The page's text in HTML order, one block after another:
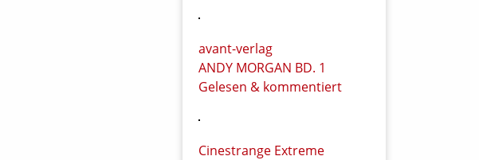
avant-verlag
ANDY MORGAN BD. 1
Gelesen & kommentiert
Cinestrange Extreme